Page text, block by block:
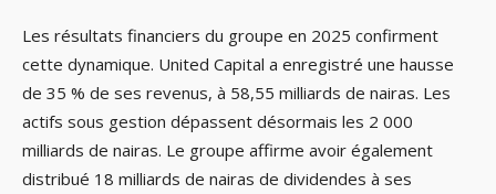
Les résultats financiers du groupe en 2025 confirment
cette dynamique. United Capital a enregistré une hausse
de 35 % de ses revenus, à 58,55 milliards de nairas. Les
actifs sous gestion dépassent désormais les 2 000
milliards de nairas. Le groupe affirme avoir également
distribué 18 milliards de nairas de dividendes à ses